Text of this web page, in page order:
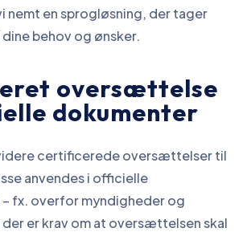
nemt en sprogløsning, der tager
behov og ønsker.
oversættelse
dokumenter
certificerede oversættelser til
anvendes i officielle
fx. overfor myndigheder og
er krav om at oversættelsen skal